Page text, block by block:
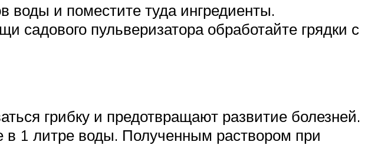
воды и поместите туда ингредиенты.
садового пульверизатора обработайте грядки с
грибку и предотвращают развитие болезней.
в 1 литре воды. Полученным раствором при